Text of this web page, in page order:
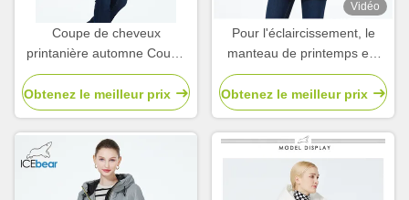
Coupe de cheveux
printanière automne Coupe
de cheveux printanière pour
femmes automne
Obtenez le meilleur prix
Vidéo
Pour l'éclaircissement, le
manteau de printemps est
léger, le manteau de
printemps est léger, le
manteau de printemps est
léger, le manteau de
printemps est léger, le
manteau de printemps est
léger, le manteau de
Obtenez le meilleur prix